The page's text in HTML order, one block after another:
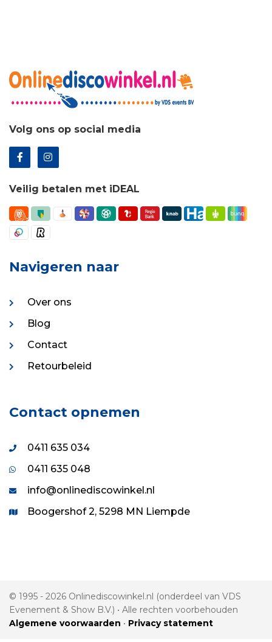
Volg ons op social media
Veilig betalen met iDEAL
Navigeren naar
Over ons
Blog
Contact
Retourbeleid
Contact opnemen
0411 635 034
0411 635 048
info@onlinediscowinkel.nl
Boogershof 2, 5298 MN Liempde
© 1995 - 2026 Onlinediscowinkel.nl (onderdeel van VDS
Evenement & Show B.V.) • Alle rechten voorbehouden
Algemene voorwaarden • Privacy statement